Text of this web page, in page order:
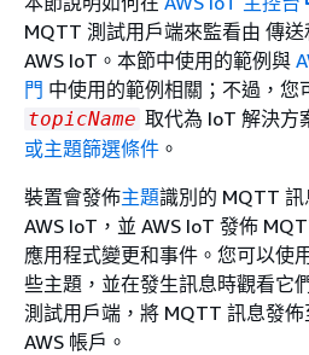
MQTT 測試用戶端來監看由 傳
AWS IoT。本節中使用的範例與
門 中使用的範例相關；不過，您
topicName 取代為 IoT 解決方
或主題篩選條件 。
裝置會發佈主題識別的 MQTT
AWS IoT，並 AWS IoT 發佈
應用程式變更和事件。您可以使
些主題，並在發生訊息時觀看它
測試用戶端，將 MQTT 訊息發
AWS 帳戶。